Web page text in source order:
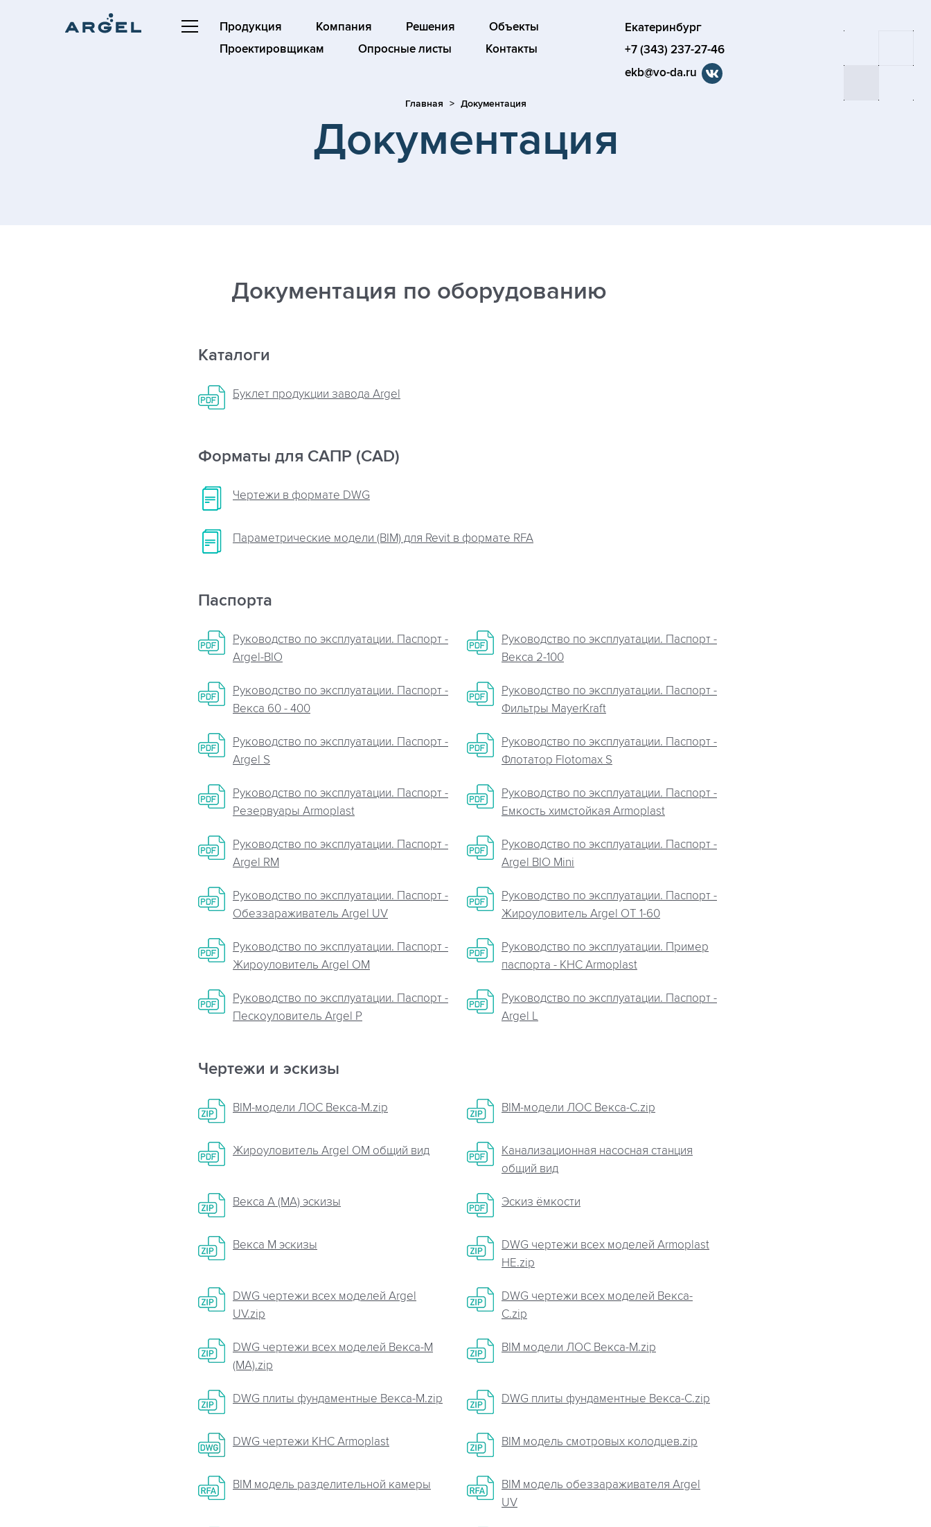
Продукция Компания Решения
Объекты
Проектировщикам
Опросные листы Контакты
Екатеринбург
+7 (343) 237-27-46
ekb@vo-da.ru
Главная Документация
Документация
Документация по оборудованию
Каталоги
Буклет продукции завода Argel
Форматы для САПР (CAD)
Чертежи в формате DWG
Параметрические модели (BIM) для Revit в формате RFA
Паспорта
Руководство по эксплуатации. Паспорт -
Argel-BIO
Руководство по эксплуатации. Паспорт -
Векса 2-100
Руководство по эксплуатации. Паспорт -
Векса 60 - 400
Руководство по эксплуатации. Паспорт -
Фильтры MayerKraft
Руководство по эксплуатации. Паспорт -
Argel S
Руководство по эксплуатации. Паспорт -
Флотатор Flotomax S
Руководство по эксплуатации. Паспорт -
Резервуары Armoplast
Руководство по эксплуатации. Паспорт -
Емкость химстойкая Armoplast
Руководство по эксплуатации. Паспорт -
Argel RM
Руководство по эксплуатации. Паспорт -
Argel BIO Mini
Руководство по эксплуатации. Паспорт -
Обеззараживатель Argel UV
Руководство по эксплуатации. Паспорт -
Жироуловитель Argel OT 1-60
Руководство по эксплуатации. Паспорт -
Жироуловитель Argel OM
Руководство по эксплуатации. Пример
паспорта - КНС Armoplast
Руководство по эксплуатации. Паспорт -
Пескоуловитель Argel P
Руководство по эксплуатации. Паспорт -
Argel L
Чертежи и эскизы
BIM-модели ЛОС Векса-М.zip BIM-модели ЛОС Векса-С.zip
Жироуловитель Argel OM общий вид
Канализационная насосная станция
общий вид
Векса А (МА) эскизы Эскиз ёмкости
Векса М эскизы
DWG чертежи всех моделей Armoplast
НЕ.zip
DWG чертежи всех моделей Argel
UV.zip
DWG чертежи всех моделей Векса-
C.zip
DWG чертежи всех моделей Векса-М
(МА).zip
BIM модели ЛОС Векса-М.zip
DWG плиты фундаментные Векса-М.zip DWG плиты фундаментные Векса-С.zip
DWG чертежи КНС Armoplast BIM модель смотровых колодцев.zip
BIM модель разделительной камеры
BIM модель обеззараживателя Argel
UV